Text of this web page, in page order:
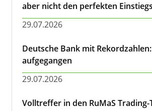
aber nicht den perfekten
29.07.2026
Deutsche Bank mit
aufgegangen
29.07.2026
Volltreffer in den RuMaS Trading-